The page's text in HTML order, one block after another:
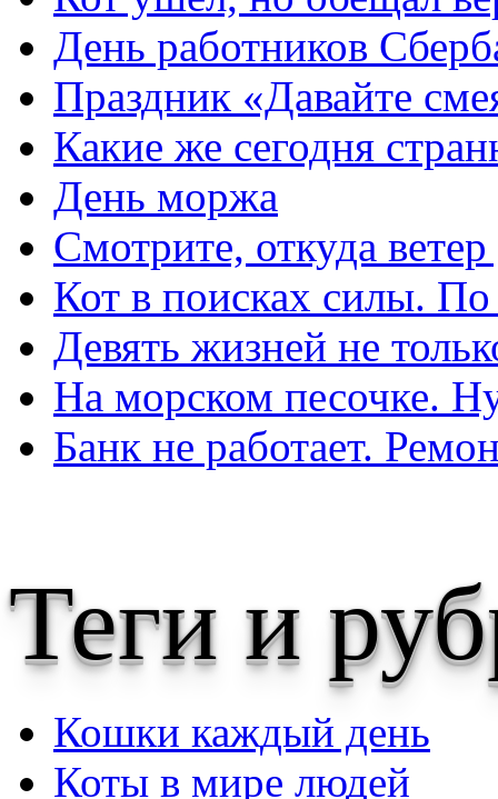
День работников
Праздник «Давайте
Какие же сегодня
День моржа
Смотрите, откуда ветер
Кот в поисках силы.
Девять жизней не
На морском песочке.
Банк не работает.
Теги и
Кошки каждый день
Коты в мире людей